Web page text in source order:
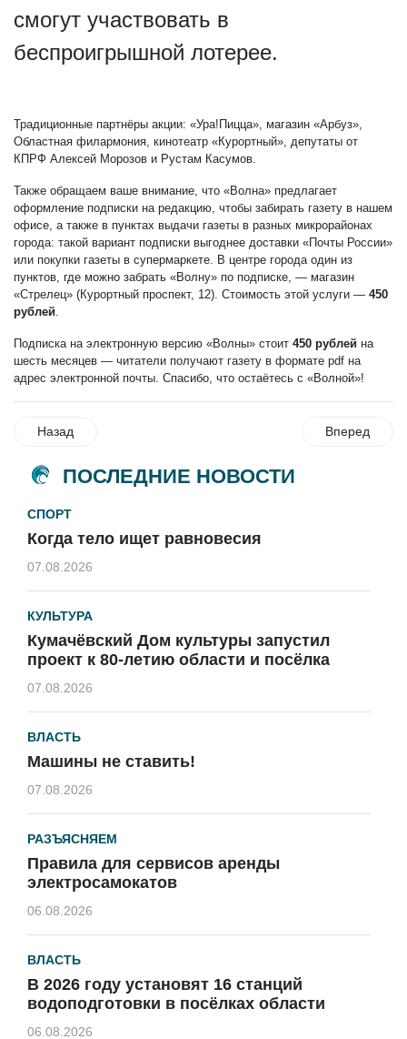
смогут участвовать в
беспроигрышной лотерее.
Традиционные партнёры акции: «Ура!Пицца», магазин «Арбуз»,
Областная филармония, кинотеатр «Курортный», депутаты от
КПРФ Алексей Морозов и Рустам Касумов.
Также обращаем ваше внимание, что «Волна» предлагает
оформление подписки на редакцию, чтобы забирать газету в нашем
офисе, а также в пунктах выдачи газеты в разных микрорайонах
города: такой вариант подписки выгоднее доставки «Почты России»
или покупки газеты в супермаркете. В центре города один из
пунктов, где можно забрать «Волну» по подписке, — магазин
«Стрелец» (Курортный проспект, 12). Стоимость этой услуги — 450
рублей
Подписка на электронную версию «Волны» стоит 450 рублей на
шесть месяцев — читатели получают газету в формате pdf на
адрес электронной почты. Спасибо, что остаётесь с «Волной»!
Назад Вперед
ПОСЛЕДНИЕ НОВОСТИ
СПОРТ
Когда тело ищет равновесия
07.08.2026
КУЛЬТУРА
Кумачёвский Дом культуры запустил
проект к 80-летию области и посёлка
07.08.2026
ВЛАСТЬ
Машины не ставить!
07.08.2026
РАЗЪЯСНЯЕМ
Правила для сервисов аренды
электросамокатов
06.08.2026
ВЛАСТЬ
В 2026 году установят 16 станций
водоподготовки в посёлках области
06.08.2026